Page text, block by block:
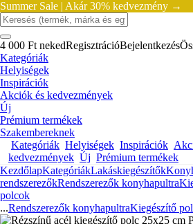
Summer Sale | Akár 30% kedvezmény →
4 000 Ft nekedRegisztrációBejelentkezés
Kategóriák
Helyiségek
Inspirációk
Akciók és kedvezmények
Új
Prémium termékek
Szakembereknek
Kategóriák Helyiségek Inspirációk
kedvezmények Új Prémium termékek
KezdőlapKategóriákLakáskiegészítők
rendszerezőkRendszerezők konyhapultra
polcok
...Rendszerezők konyhapultraKiegészítő